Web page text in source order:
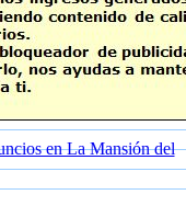
en La Mansión del